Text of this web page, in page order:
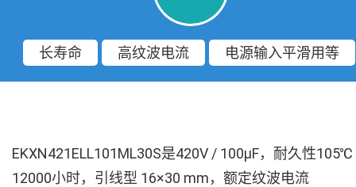
长寿命 高纹波电流 电源输入平滑用等
EKXN421ELL101ML30S是420V / 100µF，耐久性105℃
12000小时，引线型 16×30 mm，额定纹波电流